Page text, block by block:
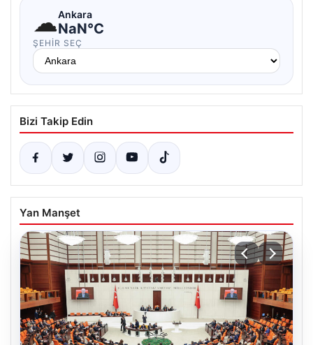
☁Ankara
NaN°C
ŞEHIR SEÇ
Bizi Takip Edin
Yan Manşet